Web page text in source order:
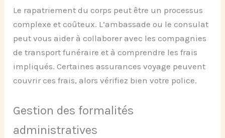
Le rapatriement du corps peut être un processus
complexe et coûteux. L’ambassade ou le consulat
peut vous aider à collaborer avec les compagnies
de transport funéraire et à comprendre les frais
impliqués. Certaines assurances voyage peuvent
couvrir ces frais, alors vérifiez bien votre police.
Gestion des formalités
administratives